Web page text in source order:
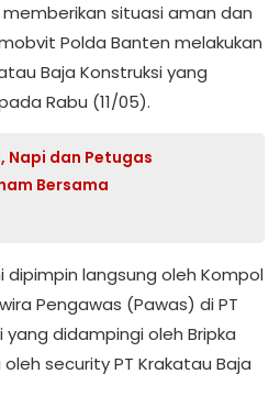
situasi aman dan
Polda Banten melakukan
Baja Konstruksi yang
Rabu (11/05).
Napi dan Petugas
Bersama
langsung oleh Kompol
Pengawas (Pawas) di PT
yang didampingi oleh Bripka
security PT Krakatau Baja